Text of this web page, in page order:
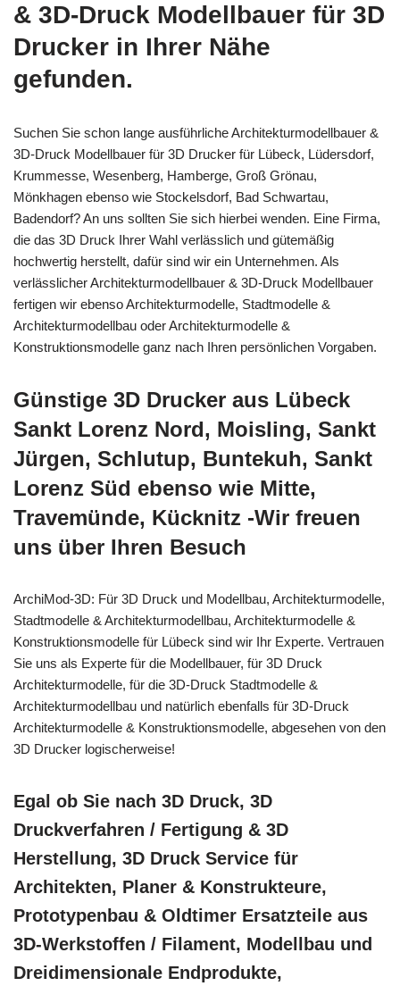
& 3D-Druck Modellbauer für 3D
Drucker in Ihrer Nähe
gefunden.
Suchen Sie schon lange ausführliche Architekturmodellbauer &
3D-Druck Modellbauer für 3D Drucker für Lübeck, Lüdersdorf,
Krummesse, Wesenberg, Hamberge, Groß Grönau,
Mönkhagen ebenso wie Stockelsdorf, Bad Schwartau,
Badendorf? An uns sollten Sie sich hierbei wenden. Eine Firma,
die das 3D Druck Ihrer Wahl verlässlich und gütemäßig
hochwertig herstellt, dafür sind wir ein Unternehmen. Als
verlässlicher Architekturmodellbauer & 3D-Druck Modellbauer
fertigen wir ebenso Architekturmodelle, Stadtmodelle &
Architekturmodellbau oder Architekturmodelle &
Konstruktionsmodelle ganz nach Ihren persönlichen Vorgaben.
Günstige 3D Drucker aus Lübeck
Sankt Lorenz Nord, Moisling, Sankt
Jürgen, Schlutup, Buntekuh, Sankt
Lorenz Süd ebenso wie Mitte,
Travemünde, Kücknitz -Wir freuen
uns über Ihren Besuch
ArchiMod-3D: Für 3D Druck und Modellbau, Architekturmodelle,
Stadtmodelle & Architekturmodellbau, Architekturmodelle &
Konstruktionsmodelle für Lübeck sind wir Ihr Experte. Vertrauen
Sie uns als Experte für die Modellbauer, für 3D Druck
Architekturmodelle, für die 3D-Druck Stadtmodelle &
Architekturmodellbau und natürlich ebenfalls für 3D-Druck
Architekturmodelle & Konstruktionsmodelle, abgesehen von den
3D Drucker logischerweise!
Egal ob Sie nach 3D Druck, 3D
Druckverfahren / Fertigung & 3D
Herstellung, 3D Druck Service für
Architekten, Planer & Konstrukteure,
Prototypenbau & Oldtimer Ersatzteile aus
3D-Werkstoffen / Filament, Modellbau und
Dreidimensionale Endprodukte,